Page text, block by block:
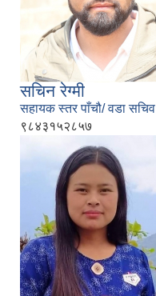
सचिन रेग्मी
सहायक स्तर पाँचौ/ वडा सचिव
९८४३१५२८५७